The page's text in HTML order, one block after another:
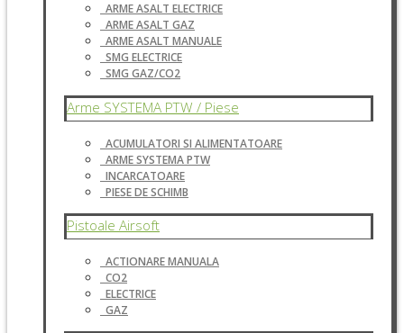
ARME ASALT ELECTRICE
ARME ASALT GAZ
ARME ASALT MANUALE
SMG ELECTRICE
SMG GAZ/CO2
Arme SYSTEMA PTW / Piese
ACUMULATORI SI ALIMENTATOARE
ARME SYSTEMA PTW
INCARCATOARE
PIESE DE SCHIMB
Pistoale Airsoft
ACTIONARE MANUALA
CO2
ELECTRICE
GAZ